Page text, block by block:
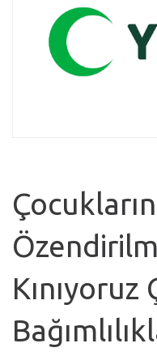
Kınıyoruz